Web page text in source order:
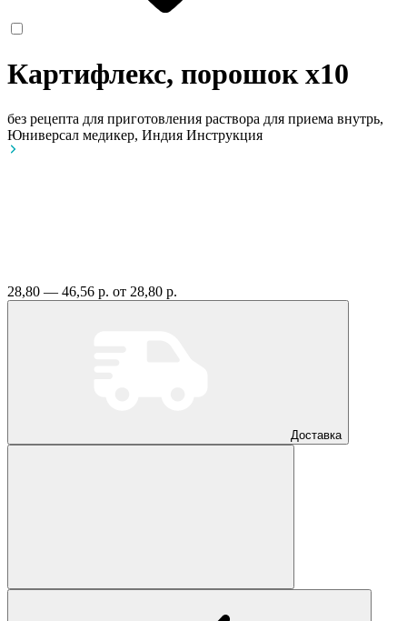
Картифлекс, порошокx10
без рецепта для приготовления раствора для приема внутрь,
Юниверсал медикер, Индия Инструкция
28,80 — 46,56 р. от 28,80 р.
Доставка